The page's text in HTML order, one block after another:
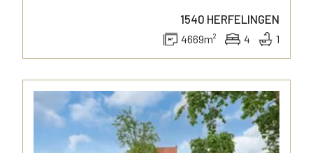
1540 HERFELINGEN
4669m² 4 1